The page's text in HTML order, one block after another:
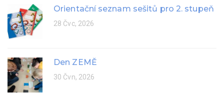
Orientační seznam sešitů pro 2. stupeň
28 Čvc, 2026
Den ZEMĚ
30 Čvn, 2026